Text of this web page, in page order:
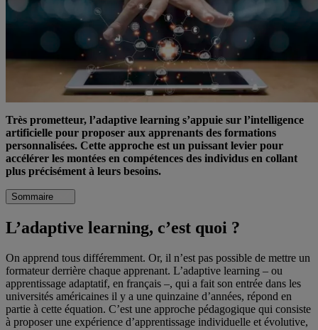
Très prometteur, l’adaptive learning s’appuie sur l’intelligence
artificielle pour proposer aux apprenants des formations
personnalisées. Cette approche est un puissant levier pour
accélérer les montées en compétences des individus en collant
plus précisément à leurs besoins.
Sommaire
L’adaptive learning, c’est quoi ?
On apprend tous différemment. Or, il n’est pas possible de mettre un
formateur derrière chaque apprenant. L’adaptive learning – ou
apprentissage adaptatif, en français –, qui a fait son entrée dans les
universités américaines il y a une quinzaine d’années, répond en
partie à cette équation. C’est une approche pédagogique qui consiste
à proposer une expérience d’apprentissage individuelle et évolutive,